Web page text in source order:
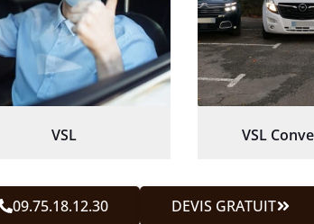
VSL VSL
09.75.18.12.30 DEVIS GRATUIT